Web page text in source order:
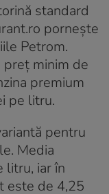
standard
pornește
Petrom.
preț minim de
premium
pe litru.
pentru
Media
litru, iar în
este de 4,25